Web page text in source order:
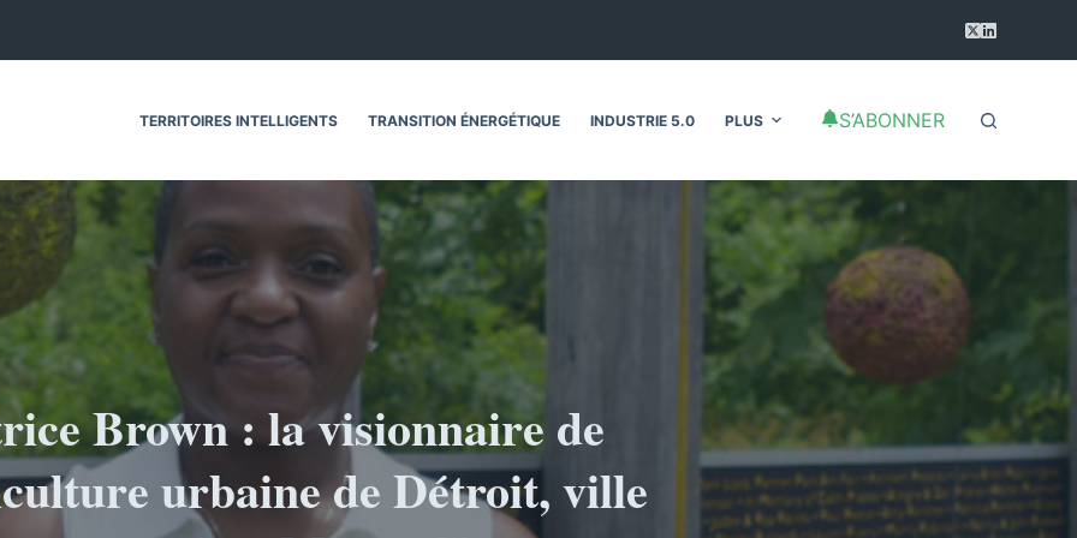
TERRITOIRES INTELLIGENTS TRANSITION ÉNERGÉTIQUE INDUSTRIE 5.0 PLUS S’ABONNER
Brown : la visionnaire de
urbaine de Détroit, ville